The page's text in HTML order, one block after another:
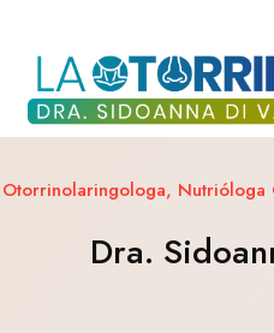
DRA. SIDOANNA DI VANNA
Otorrinolaringologa, Nutrióloga
Dra.